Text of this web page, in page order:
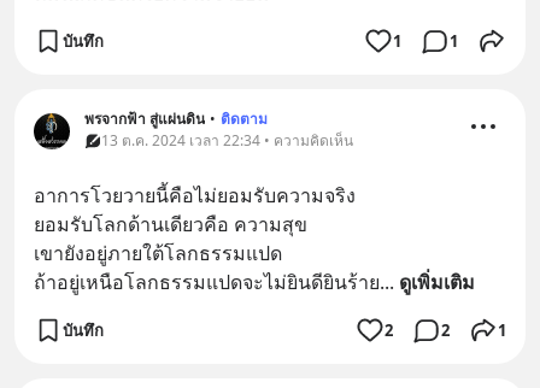
บันทึก 1 1
พรจากฟ้า สู่แผ่นดิน • ติดตาม
13 ต.ค. 2024 เวลา 22:34 • ความคิดเห็น
อาการโวยวายนี้คือไม่ยอมรับความจริง
ยอมรับโลกด้านเดียวคือ ความสุข
เขายังอยู่ภายใต้โลกธรรมแปด
ถ้าอยู่เหนือโลกธรรมแปดจะไม่ยินดียินร้าย... ดูเพิ่มเติม
บันทึก 2 2 1